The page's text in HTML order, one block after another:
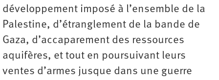
développement imposé à l’ensemble de la
Palestine, d’étranglement de la bande de
Gaza, d’accaparement des ressources
aquifères, et tout en poursuivant leurs
ventes d’armes jusque dans une guerre